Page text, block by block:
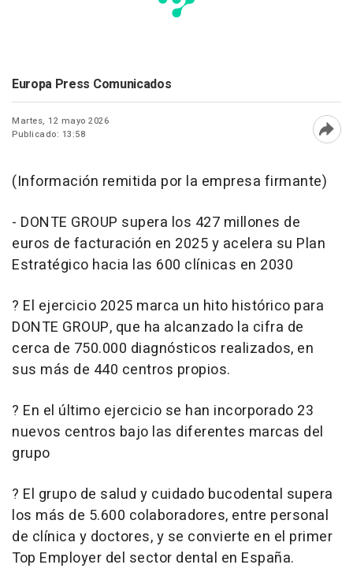
Europa Press Comunicados
Martes, 12 mayo 2026
Publicado: 13:58
(Información remitida por la empresa firmante)
- DONTE GROUP supera los 427 millones de
euros de facturación en 2025 y acelera su Plan
Estratégico hacia las 600 clínicas en 2030
? El ejercicio 2025 marca un hito histórico para
DONTE GROUP, que ha alcanzado la cifra de
cerca de 750.000 diagnósticos realizados, en
sus más de 440 centros propios.
? En el último ejercicio se han incorporado 23
nuevos centros bajo las diferentes marcas del
grupo
? El grupo de salud y cuidado bucodental supera
los más de 5.600 colaboradores, entre personal
de clínica y doctores, y se convierte en el primer
Top Employer del sector dental en España.